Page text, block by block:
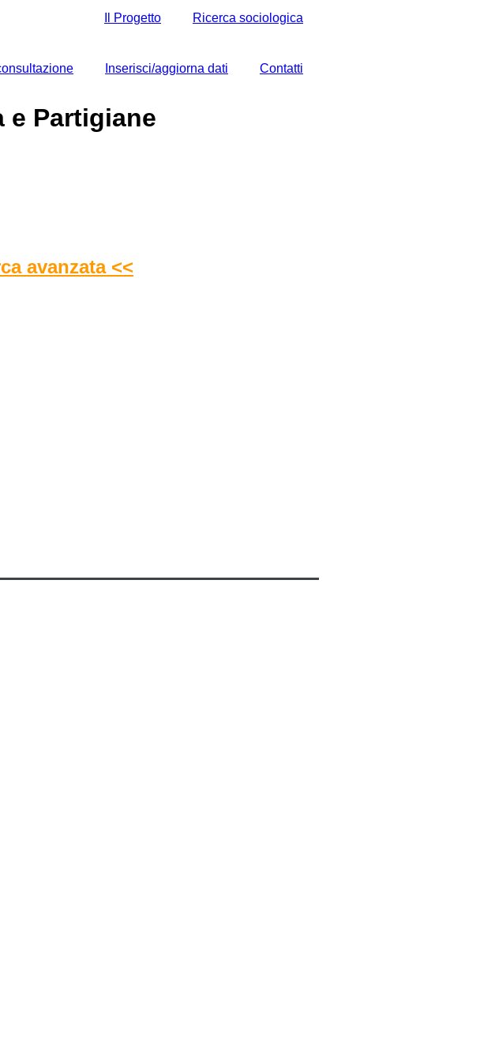
Il Progetto Ricerca sociologica
Inserisci/aggiorna dati Contatti
Partigiane
avanzata <<